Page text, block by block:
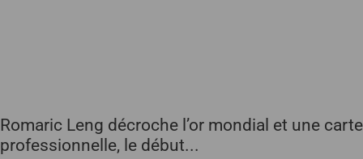
Romaric Leng décroche l’or mondial et une carte
professionnelle, le début...